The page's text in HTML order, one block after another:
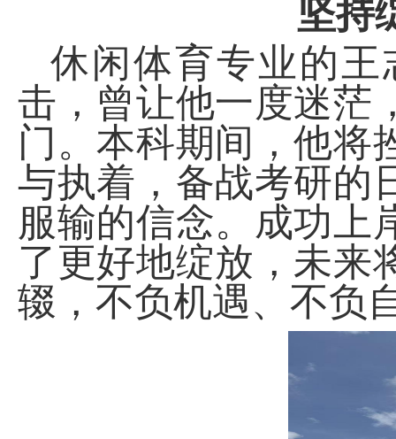
坚持
休闲体育专业的
击，曾让他一度迷茫
门。本科期间，他将
与执着，备战考研的
服输的信念。成功上
了更好地绽放，未来
辍，不负机遇、不负